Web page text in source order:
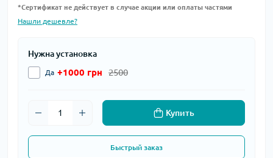
*Сертификат не действует в случае акции или оплаты частями
Нашли дешевле?
Нужна установка
Да +1000 грн 2500
Купить
Быстрый заказ